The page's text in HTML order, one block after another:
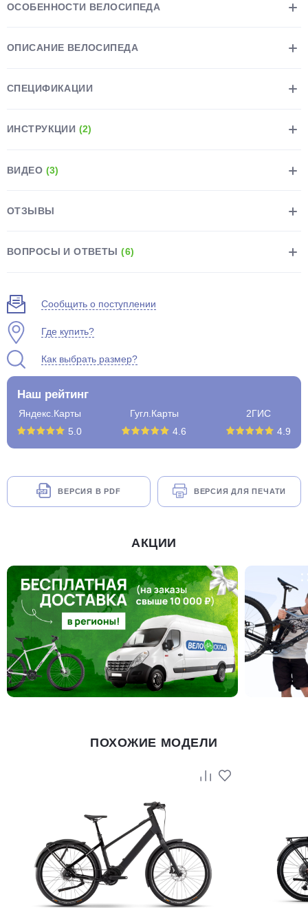
ОСОБЕННОСТИ ВЕЛОСИПЕДА
ОПИСАНИЕ ВЕЛОСИПЕДА
СПЕЦИФИКАЦИИ
ИНСТРУКЦИИ (2)
ВИДЕО (3)
ОТЗЫВЫ
ВОПРОСЫ И ОТВЕТЫ(6)
Сообщить о поступлении
Где купить?
Как выбрать размер?
Наш рейтинг
Яндекс.Карты
5.0
Гугл.Карты
4.6
2ГИС
4.9
ВЕРСИЯ В PDF ВЕРСИЯ ДЛЯ ПЕЧАТИ
АКЦИИ
ПОХОЖИЕ МОДЕЛИ